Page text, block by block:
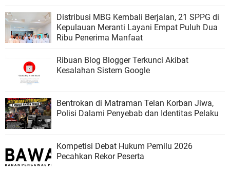
Distribusi MBG Kembali Berjalan, 21 SPPG di
Kepulauan Meranti Layani Empat Puluh Dua
Ribu Penerima Manfaat
Ribuan Blog Blogger Terkunci Akibat
Kesalahan Sistem Google
Bentrokan di Matraman Telan Korban Jiwa,
Polisi Dalami Penyebab dan Identitas Pelaku
Kompetisi Debat Hukum Pemilu 2026
Pecahkan Rekor Peserta